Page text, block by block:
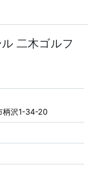
二木ゴルフ
柄沢1-34-20